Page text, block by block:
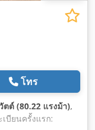
โทร
ตต์ (80.22 แรงม้า),
เบียนครั้งแรก: